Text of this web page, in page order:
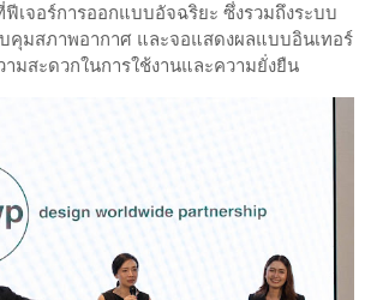
เจอร์การออกแบบอัจฉริยะ ซึ่งรวมถึงระบบ
คุมสภาพอากาศ และจอแสดงผลแบบอินเทอร์
มสะดวกในการใช้งานและความยั่งยืน